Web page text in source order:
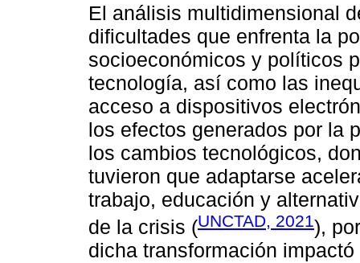
El análisis multidimensional
dificultades que enfrenta la
socioeconómicos y políticos
tecnología, así como las
acceso a dispositivos
los efectos generados por la
los cambios tecnológicos,
tuvieron que adaptarse
trabajo, educación y
de la crisis (UNCTAD, 2021),
dicha transformación